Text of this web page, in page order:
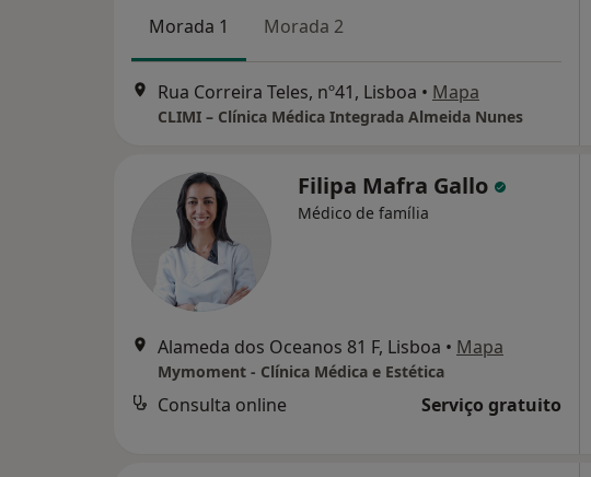
Morada 1 Morada 2
Rua Correira Teles, nº41, Lisboa • Mapa
CLIMI – Clínica Médica Integrada Almeida Nunes
Filipa Mafra Gallo
Médico de família
Alameda dos Oceanos 81 F, Lisboa • Mapa
Mymoment - Clínica Médica e Estética
Consulta online Serviço gratuito